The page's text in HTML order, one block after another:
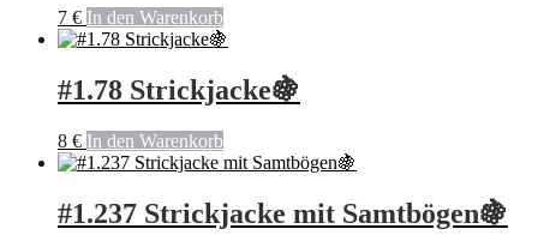
7 € In den Warenkorb
#1.78 Strickjacke🍇
8 € In den Warenkorb
#1.237 Strickjacke mit Samtbögen🍇